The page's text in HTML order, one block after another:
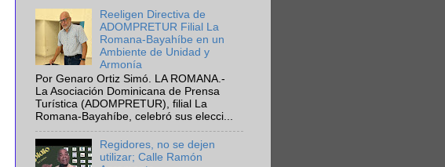
Reeligen Directiva de
ADOMPRETUR Filial La
Romana-Bayahíbe en un
Ambiente de Unidad y
Armonía
Por Genaro Ortiz Simó. LA ROMANA.-
La Asociación Dominicana de Prensa
Turística (ADOMPRETUR), filial La
Romana-Bayahíbe, celebró sus elecci...
Regidores, no se dejen
utilizar; Calle Ramón